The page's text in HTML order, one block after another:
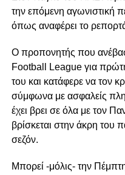
την επόμενη αγωνιστική
όπως αναφέρει το
Ο προπονητής που
Football League για
του και κατάφερε να τον
σύμφωνα με ασφαλείς
έχει βρει σε όλα με τον
βρίσκεται στην άκρη του
σεζόν.
Μπορεί -μόλις- την